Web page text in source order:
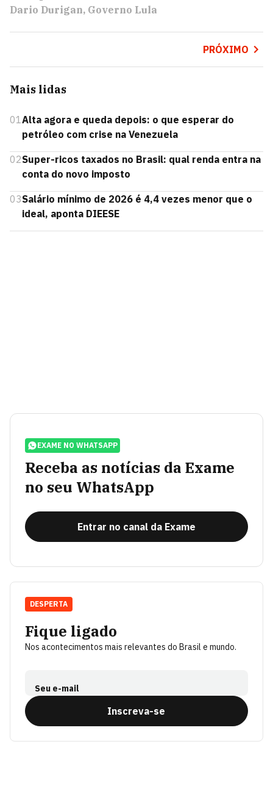
Dario Durigan Governo Lula
PRÓXIMO
Mais lidas
01Alta agora e queda depois: o que esperar do
petróleo com crise na Venezuela
02Super-ricos taxados no Brasil: qual renda entra na
conta do novo imposto
03Salário mínimo de 2026 é 4,4 vezes menor que o
ideal, aponta DIEESE
EXAME NO WHATSAPP
Receba as notícias da Exame
no seu WhatsApp
Entrar no canal da Exame
Fique ligado
Nos acontecimentos mais relevantes do Brasil e mundo.
Seu e-mail
Inscreva-se
DESPERTA